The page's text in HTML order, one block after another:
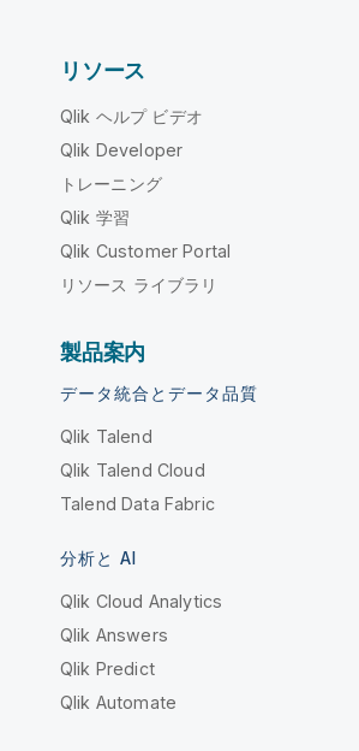
リソース
Qlik ヘルプ ビデオ
Qlik Developer
トレーニング
Qlik 学習
Qlik Customer Portal
リソース ライブラリ
製品案内
データ統合とデータ品質
Qlik Talend
Qlik Talend Cloud
Talend Data Fabric
分析と AI
Qlik Cloud Analytics
Qlik Answers
Qlik Predict
Qlik Automate